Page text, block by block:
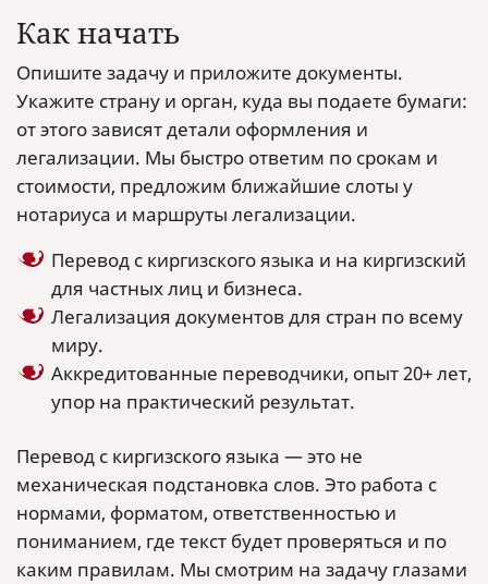
Как начать
Опишите задачу и приложите документы.
Укажите страну и орган, куда вы подаете бумаги:
от этого зависят детали оформления и
легализации. Мы быстро ответим по срокам и
стоимости, предложим ближайшие слоты у
нотариуса и маршруты легализации.
Перевод с киргизского языка и на киргизский
для частных лиц и бизнеса.
Легализация документов для стран по всему
миру.
Аккредитованные переводчики, опыт 20+ лет,
упор на практический результат.
Перевод с киргизского языка — это не
механическая подстановка слов. Это работа с
нормами, форматом, ответственностью и
пониманием, где текст будет проверяться и по
каким правилам. Мы смотрим на задачу глазами